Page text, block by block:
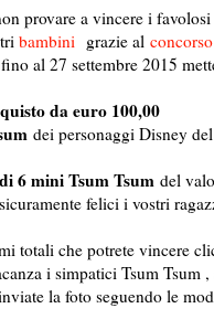
provare a vincere i
bambinigrazie al concorso
al 27 settembre 2015
da euro 100,00
dei personaggi Disney
6 mini Tsum Tsumdel
felici i vostri
totali che potrete vincere
i simpatici Tsum Tsum
la foto seguendo le